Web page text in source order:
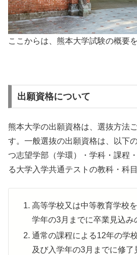
ここからは、熊本大学試験の概要
出願資格について
熊本大学の出願資格は、選抜方法
す。一般選抜の出願資格は、以下
つ志望学部（学環）・学科・課程
る大学入学共通テストの教科・科
高等学校又は中等教育学校
学年の3月までに卒業見込み
通常の課程による12年の学
及び入学年の3月までに修了